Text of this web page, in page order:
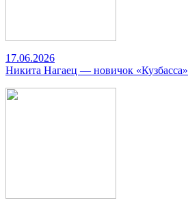
17.06.2026
Никита Нагаец — новичок «Кузбасса»